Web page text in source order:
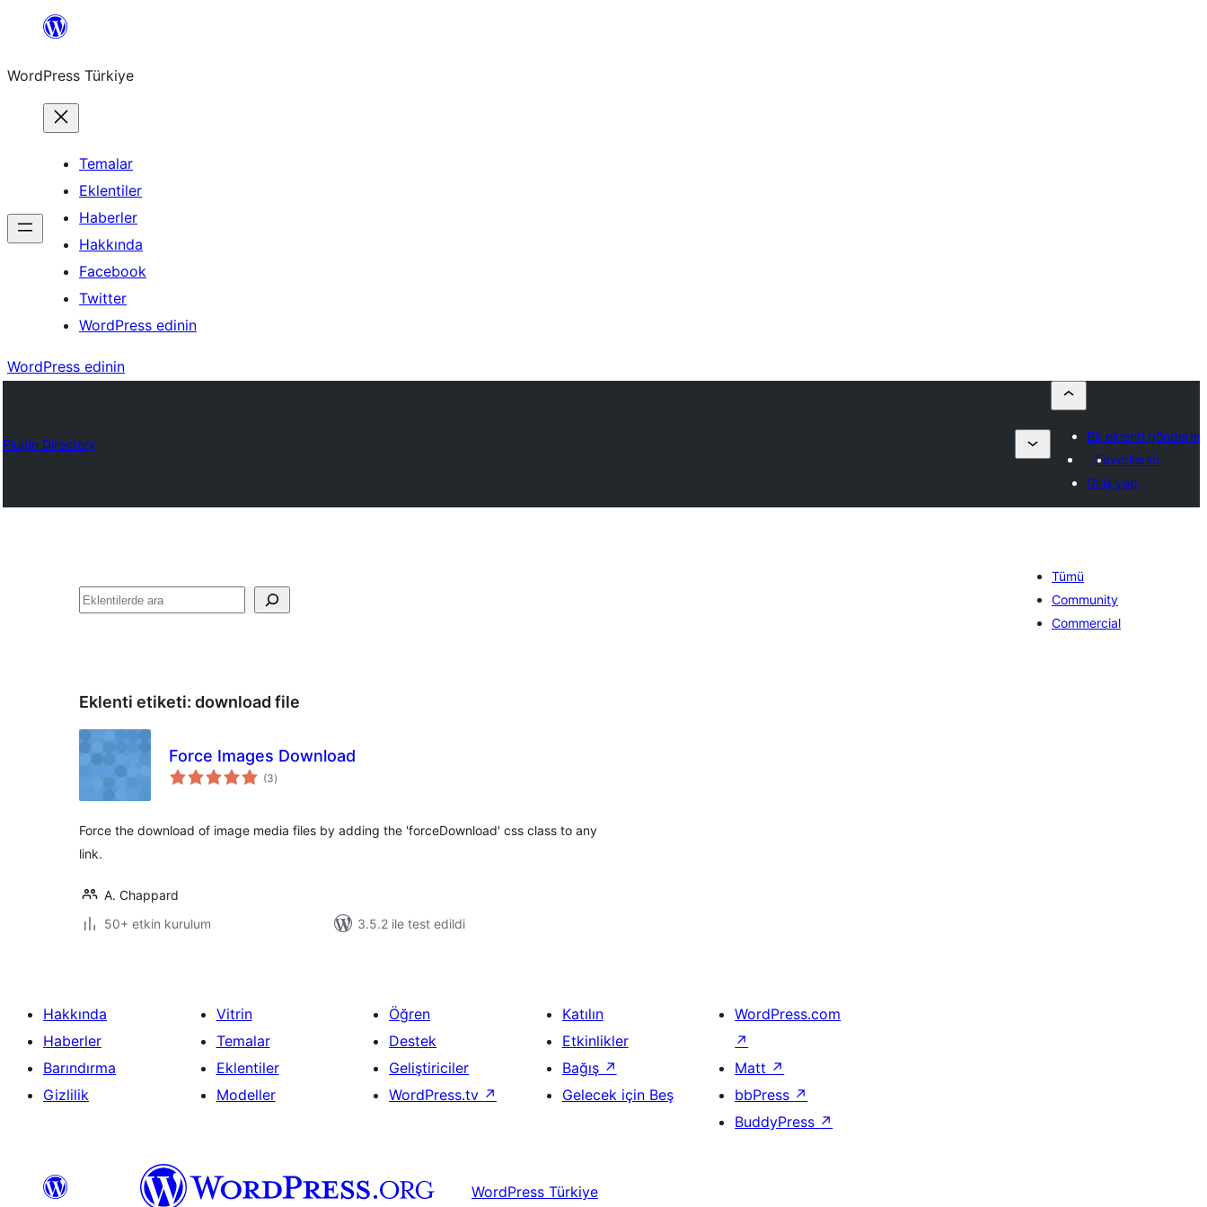
İçeriğe
WordPress Türkiye
Temalar
Eklentiler
Haberler
Hakkında
Facebook
Twitter
WordPress edinin
WordPress edinin
Plugin Directory
Bir eklenti gönderin
Favorilerim
Giriş yap
Ara
Tümü
Community
Commercial
Eklenti etiketi: download file
Force Images Download
(3toplam
puan
)
Force the download of image media files by adding the 'forceDownload' css class to any
link.
A. Chappard
50+ etkin kurulum
3.5.2 ile test edildi
Hakkında
Haberler
Barındırma
Gizlilik
Vitrin
Temalar
Eklentiler
Modeller
Öğren
Destek
Geliştiriciler
WordPress.tv ↗
Katılın
Etkinlikler
Bağış ↗
Gelecek için Beş
WordPress.com
↗
Matt ↗
bbPress ↗
BuddyPress ↗
WordPress Türkiye